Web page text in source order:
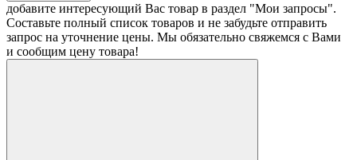
добавите интересующий Вас товар в раздел "Мои запросы".
Составьте полный список товаров и не забудьте отправить
запрос на уточнение цены. Мы обязательно свяжемся с Вами
и сообщим цену товара!